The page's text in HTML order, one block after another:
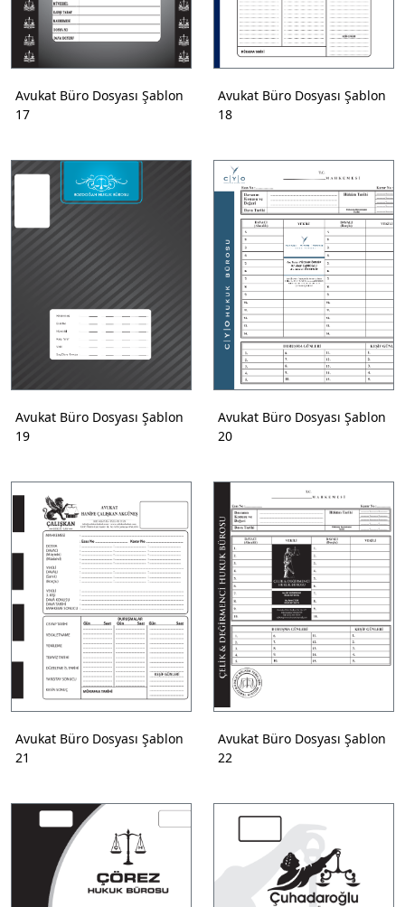
Avukat Büro Dosyası Şablon
17
Avukat Büro Dosyası Şablon
18
Avukat Büro Dosyası Şablon
19
Avukat Büro Dosyası Şablon
20
Avukat Büro Dosyası Şablon
21
Avukat Büro Dosyası Şablon
22